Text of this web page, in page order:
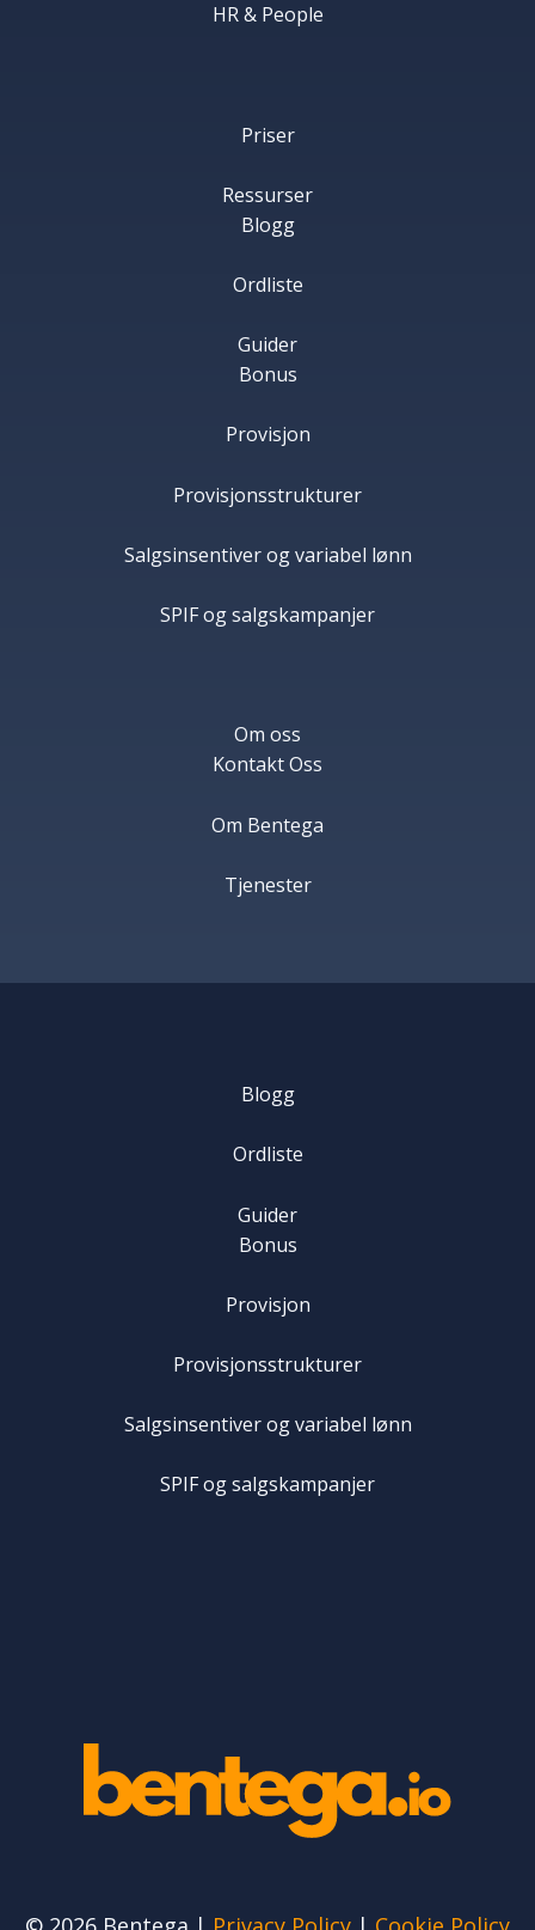
HR & People
Priser
Ressurser
Blogg
Ordliste
Guider
Bonus
Provisjon
Provisjonsstrukturer
Salgsinsentiver og variabel lønn
SPIF og salgskampanjer
Om oss
Kontakt Oss
Om Bentega
Tjenester
Blogg
Ordliste
Guider
Bonus
Provisjon
Provisjonsstrukturer
Salgsinsentiver og variabel lønn
SPIF og salgskampanjer